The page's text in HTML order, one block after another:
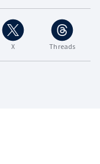
X Threads